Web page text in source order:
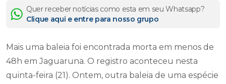
Quer receber notícias como esta em seu Whatsapp?
Clique aqui e entre para nosso grupo
Mais uma baleia foi encontrada morta em menos de
48h em Jaguaruna. O registro aconteceu nesta
quinta-feira (21). Ontem, outra baleia de uma espécie